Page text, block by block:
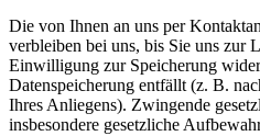
Die von Ihnen an uns per
verbleiben bei uns, bis Sie uns zur
Einwilligung zur Speicherung
Datenspeicherung entfällt (z. B.
Ihres Anliegens). Zwingende
insbesondere gesetzliche